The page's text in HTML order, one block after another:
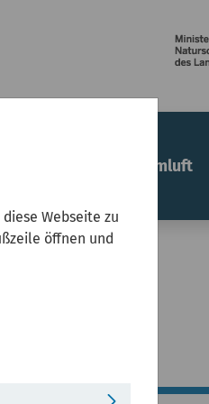
Innenraumluft
Webseite zu
öffnen und